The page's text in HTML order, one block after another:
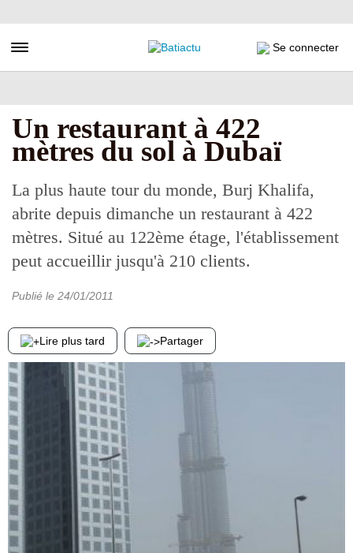
au
principal
Toggle navigation Se connecter
Un restaurant à 422
mètres du sol à Dubaï
La plus haute tour du monde, Burj Khalifa,
abrite depuis dimanche un restaurant à 422
mètres. Situé au 122ème étage, l'établissement
peut accueillir jusqu'à 210 clients.
Publié le 24/01/2011
Lire plus tard Partager